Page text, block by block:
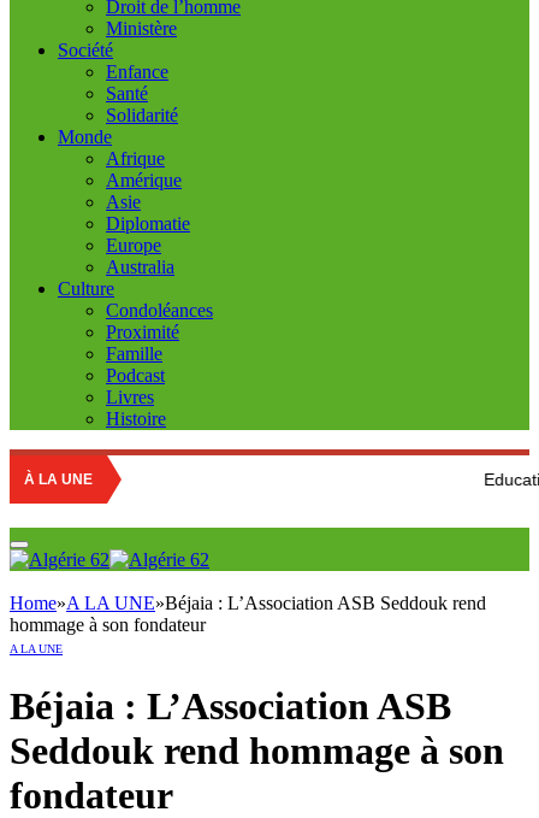
Droit de l’homme
Ministère
Société
Enfance
Santé
Solidarité
Monde
Afrique
Amérique
Asie
Diplomatie
Europe
Australia
Culture
Condoléances
Proximité
Famille
Podcast
Livres
Histoire
À LA UNE Education nationale :
Home»A LA UNE»Béjaia : L’Association ASB Seddouk rend
hommage à son fondateur
A LA UNE
Béjaia : L’Association ASB
Seddouk rend hommage à son
fondateur